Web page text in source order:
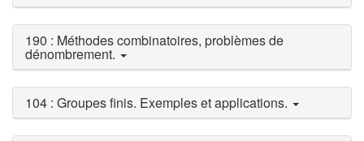
190 : Méthodes combinatoires, problèmes de
dénombrement.
104 : Groupes finis. Exemples et applications.